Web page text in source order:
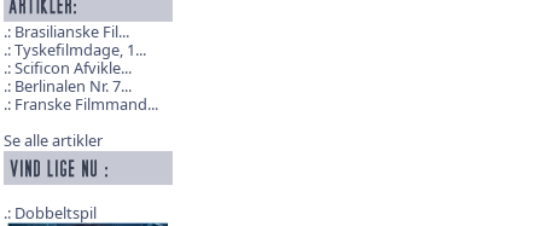
Brasilianske Fil...
Tyskefilmdage, 1...
Scificon Afvikle...
Berlinalen Nr. 7...
Franske Filmmand...
Se alle artikler
Dobbeltspil